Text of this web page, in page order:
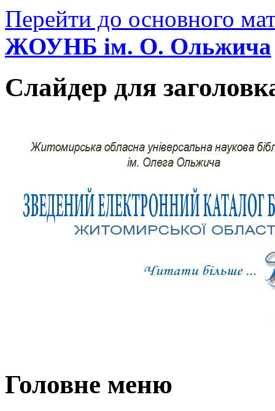
Перейти до основного
ЖОУНБ ім. О. Ольжича
Слайдер для
Головне меню